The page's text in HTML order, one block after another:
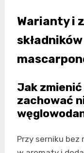
Warianty i
Jak
zachować
Przy serniku bez